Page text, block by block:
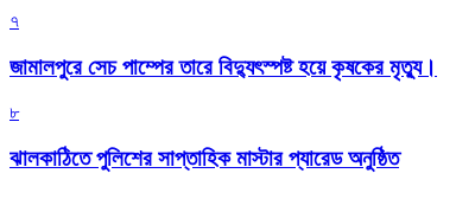
৭
জামালপুরে সেচ পাম্পের তারে বিদ্যুৎস্পষ্ট হয়ে কৃষকের মৃত্যু।
৮
‎ঝালকাঠিতে পুলিশের সাপ্তাহিক মাস্টার প্যারেড অনুষ্ঠিত